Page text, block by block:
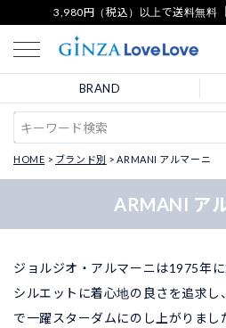
3,980円（税込）以上で送料無料
BRAND
HOME ブランド別 ARMANI アルマーニ
ARMANI ア
ジョルジオ・アルマーニは1975年
シルエットに着心地の良さを追求
で一躍スターダムにのし上がりまし